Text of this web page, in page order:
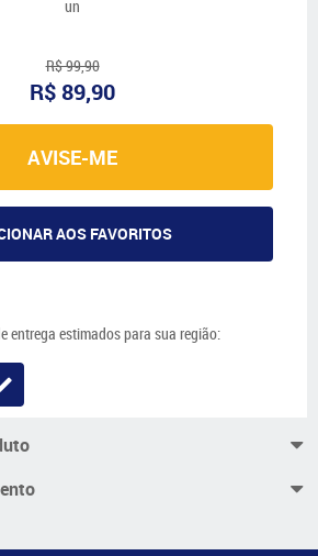
un
R$ 99,90
R$ 89,90
AVISE-ME
AOS FAVORITOS
entrega estimados para sua região: